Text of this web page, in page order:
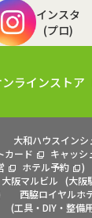
インスタ
(プロ)
ンラインストア
大和ハウスインシ
カード キャッシ
ホテル予約 )
大阪マルビル (大阪
西脇ロイヤルホ
(工具・DIY・整備